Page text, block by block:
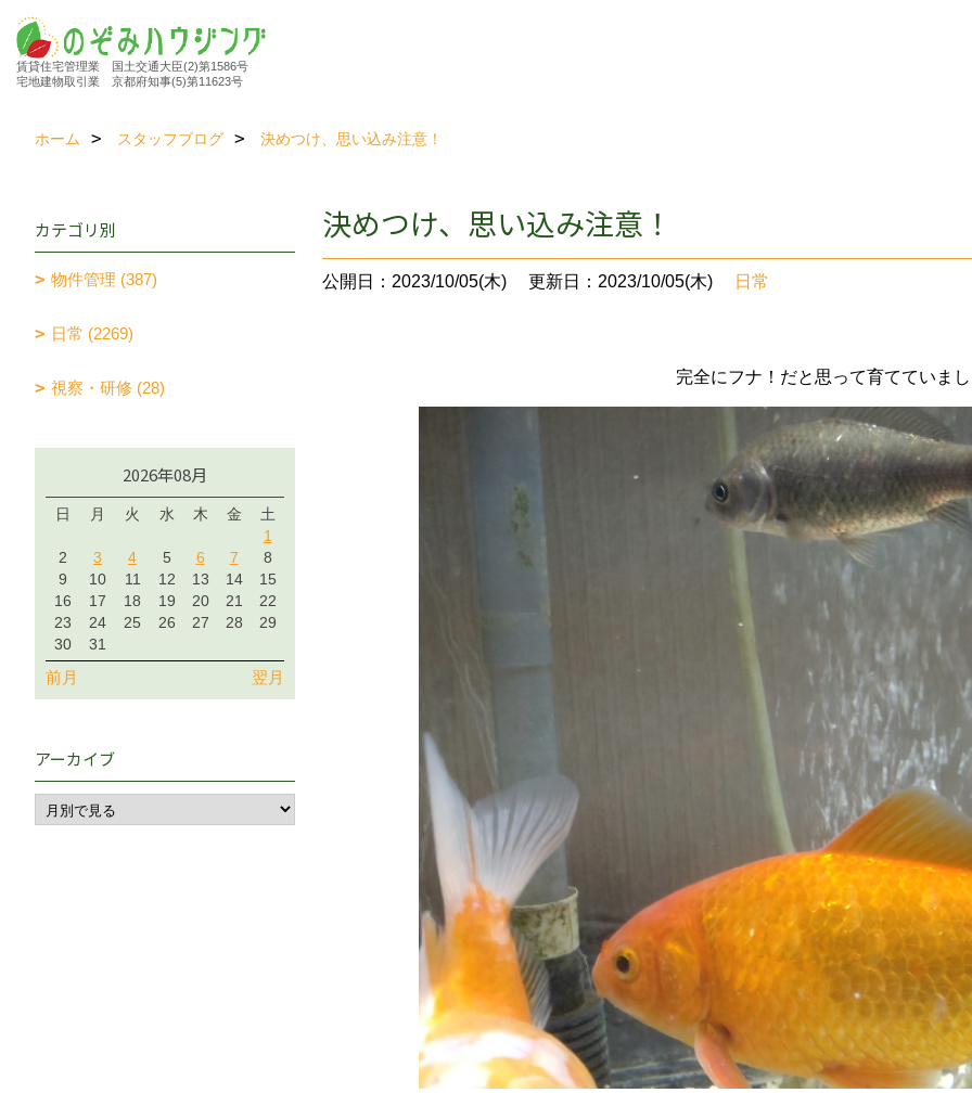
賃貸住宅管理業 国土交通大臣(2)第1586号
宅地建物取引業 京都府知事(5)第11623号
ホーム スタッフブログ 決めつけ、思い込み注意！
決めつけ、思い込み注意！
公開日：2023/10/05(木) 更新日：2023/10/05(木) 日常
完全にフナ！だと思って育てていま
カテゴリ別
物件管理 (387)
日常 (2269)
視察・研修 (28)
2026年08月
日 月 火 水 木 金
土
1
2
3 4 5 6 7
8
9
10 11 12 13 14
15
16
17 18 19 20 21
22
23
24 25 26 27 28
29
30
31
前月 翌月
アーカイブ